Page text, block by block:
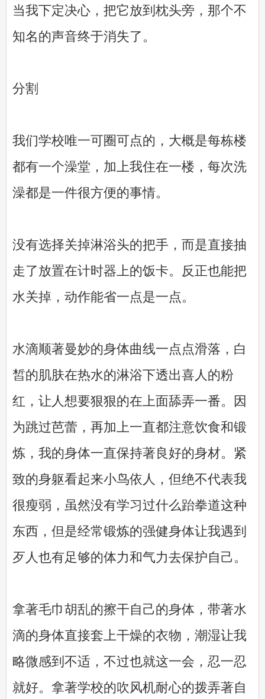
当我下定决心，把它放到枕头旁，那个不
知名的声音终于消失了。
分割
我们学校唯一可圈可点的，大概是每栋楼
都有一个澡堂，加上我住在一楼，每次洗
澡都是一件很方便的事情。
没有选择关掉淋浴头的把手，而是直接抽
走了放置在计时器上的饭卡。反正也能把
水关掉，动作能省一点是一点。
水滴顺著曼妙的身体曲线一点点滑落，白
皙的肌肤在热水的淋浴下透出喜人的粉
红，让人想要狠狠的在上面舔弄一番。因
为跳过芭蕾，再加上一直都注意饮食和锻
炼，我的身体一直保持著良好的身材。紧
致的身躯看起来小鸟依人，但绝不代表我
很瘦弱，虽然没有学习过什么跆拳道这种
东西，但是经常锻炼的强健身体让我遇到
歹人也有足够的体力和气力去保护自己。
拿著毛巾胡乱的擦干自己的身体，带著水
滴的身体直接套上干燥的衣物，潮湿让我
略微感到不适，不过也就这一会，忍一忍
就好。拿著学校的吹风机耐心的拨弄著自